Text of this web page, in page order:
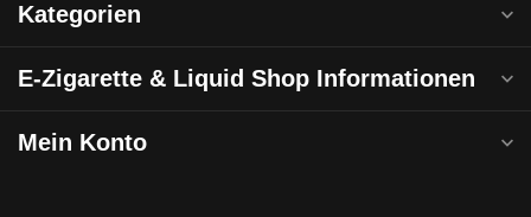
Kategorien
E-Zigarette & Liquid Shop Informationen
Mein Konto